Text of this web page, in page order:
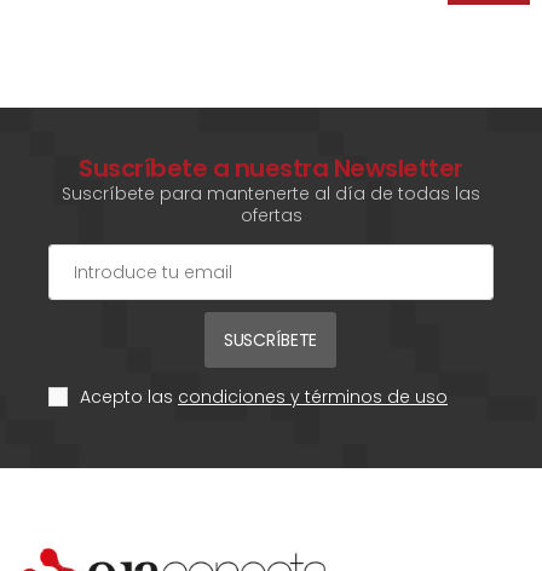
Suscríbete a nuestra Newsletter
Suscríbete para mantenerte al día de todas las
ofertas
SUSCRÍBETE
Acepto las condiciones y términos de uso